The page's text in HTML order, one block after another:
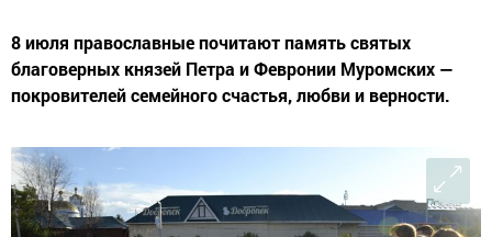
8 июля православные почитают память святых
благоверных князей Петра и Февронии Муромских —
покровителей семейного счастья, любви и верности.